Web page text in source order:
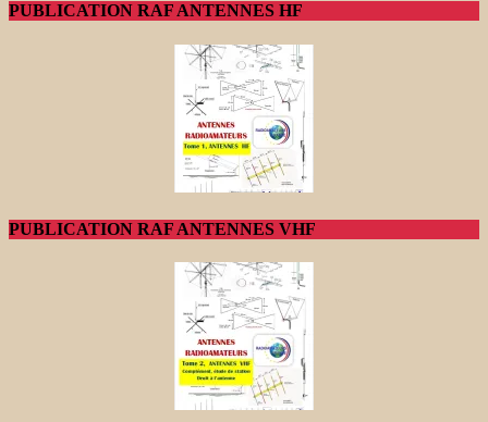
PUBLICATION RAF ANTENNES HF
PUBLICATION RAF ANTENNES VHF